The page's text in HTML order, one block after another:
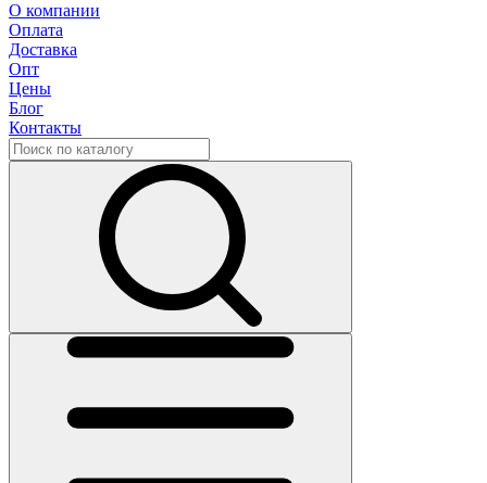
О компании
Оплата
Доставка
Опт
Цены
Блог
Контакты